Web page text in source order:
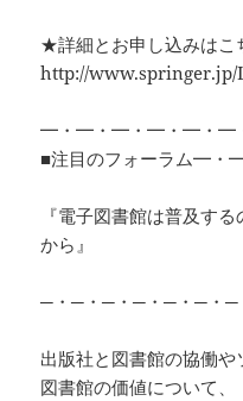
★詳細とお申し込みはこ
http://www.springer.jp/
━・━・━・━・━・━
■注目のフォーラム━
『電子図書館は普及す
から』
─・─・─・─・─・─・
出版社と図書館の協働
図書館の価値について、